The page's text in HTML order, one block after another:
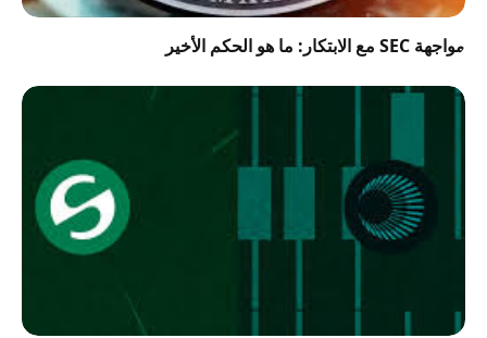
مواجهة SEC مع الابتكار: ما هو الحكم الأخير